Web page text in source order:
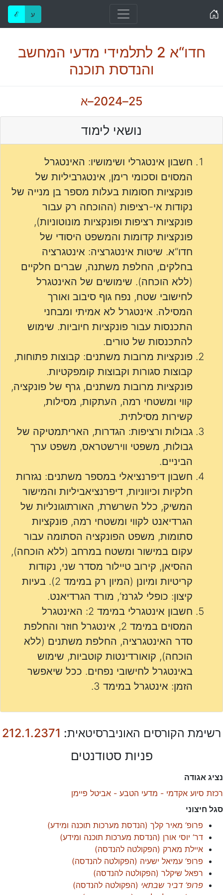
ℰ ע
חדו“א 2 לתלמידי מדעי המחשב
והנדסת תוכנה
25–2024–א
נושאי לימוד
חשבון אינטגרלי ושימושיו: האינטגרל
המסוים וסכומי רימן, אינטגרביליות של
פונקציות חסומות בעלות מספר בן מנייה של
נקודות אי-רציפות (ההוכחה רק עבור
פונקציות רציפות ופונקציות מונוטוניות),
פונקציות קדומות והמשפט היסודי של
חדו“א. שיטות אינטגרציה: אינטגרציה
בחלקים, החלפת משתנה, שברים חלקיים
(ללא הוכחה). שימושים של האינטגרל
לחישובי שטח, נפח גוף סיבוב ואורך
המסילה. אינטגרל לא אמיתי ומבחני
התכנסות עבור פונקציות חיוביות. שימוש
להתכנסות של טורים.
פונקציות מרובות משתנים: קבוצות פתוחות,
קבוצות סגורות וקבוצות קומפקטיות.
פונקציות מרובות משתנים, גרף של פונקציה,
קווי ומשטחי רמה, העתקות, מסילות,
קשירות מסילתית.
גבולות ורציפות: הגדרות, האריתמטיקה של
גבולות, משפטי ווירשטראס, משפט ערך
הביניים.
חשבון דיפרנציאלי במספר משתנים: נגזרות
חלקיות וכיווניות, דיפרנציאביליות והמישור
המשיק, כלל השרשרת, האורתוגונליות של
הגרדיאנט לקווי ומשטחי רמה, פונקציות
סתומות, משפט הפונקציה הסתומה עבור
עקום במישור ומשטח במרחב (ללא הוכחה),
ההסיאן, קירוב טיילור מסדר שני, נקודות
קריטיות ומיונן (המיון רק במימד 2). בעיות
קיצון: כופלי לגרנז‘, מורד הגרדיאנט.
חשבון אינטגרלי במימד 2: האינטגרל
המסוים במימד 2, אינטגרל חוזר והחלפת
סדר האינטגרציה, החלפת משתנים (ללא
הוכחה), קואורדינטות קוטביות, שימוש
באינטגרל לחישובי נפחים. ככל שיאפשר
הזמן: אינטגרל במימד 3.
רשימת הקורסים האוניברסיטאית: 212.1.2371
פניות סטודנטים
נציג אגודה
רכזת סיוע אקדמי - מדעי הטבע - אביטל פיימן
סגל חיצוני
פרופ‘ מאיר קלך (הנדסת מערכות תוכנה ומידע)
דר‘ יוסי אורן (הנדסת מערכות תוכנה ומידע)
איילת מארק (הפקולטה להנדסה)
פרופ‘ עמיאל ישעיה (הפקולטה להנדסה)
רפאל שיקלר (הפקולטה להנדסה)
פרופ‘ דביר שבתאי (הפקולטה להנדסה)